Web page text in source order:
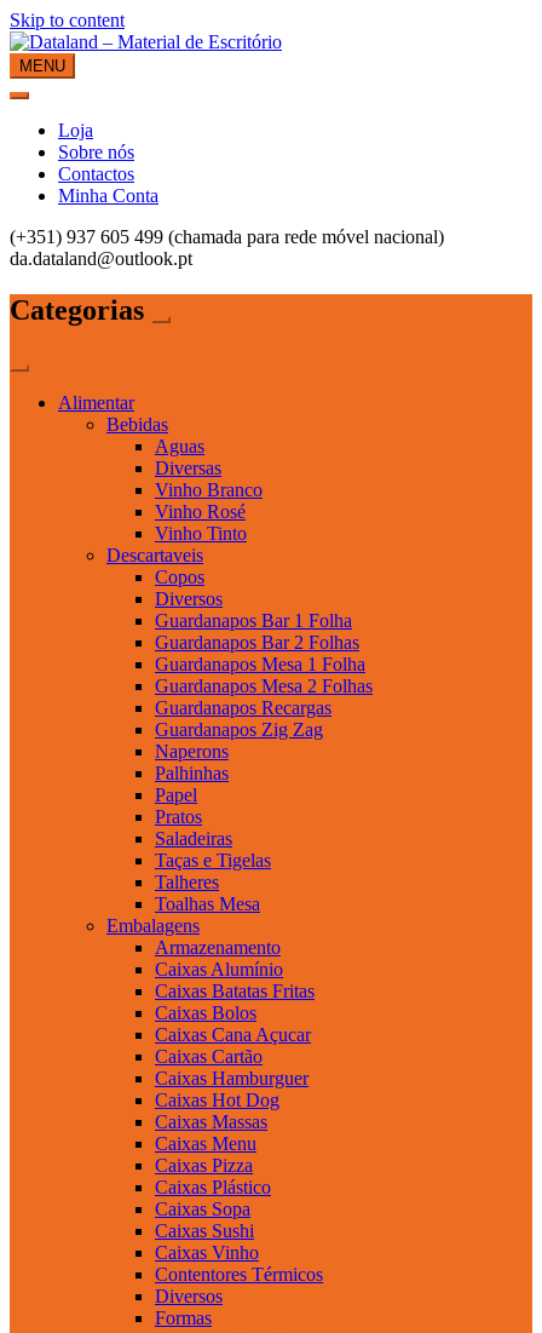
Skip to content
Dataland – Material de Escritório
Material de Escritório
MENU
Loja
Sobre nós
Contactos
Minha Conta
(+351) 937 605 499 (chamada para rede móvel nacional)
da.dataland@outlook.pt
Categorias
Alimentar
Bebidas
Aguas
Diversas
Vinho Branco
Vinho Rosé
Vinho Tinto
Descartaveis
Copos
Diversos
Guardanapos Bar 1 Folha
Guardanapos Bar 2 Folhas
Guardanapos Mesa 1 Folha
Guardanapos Mesa 2 Folhas
Guardanapos Recargas
Guardanapos Zig Zag
Naperons
Palhinhas
Papel
Pratos
Saladeiras
Taças e Tigelas
Talheres
Toalhas Mesa
Embalagens
Armazenamento
Caixas Alumínio
Caixas Batatas Fritas
Caixas Bolos
Caixas Cana Açucar
Caixas Cartão
Caixas Hamburguer
Caixas Hot Dog
Caixas Massas
Caixas Menu
Caixas Pizza
Caixas Plástico
Caixas Sopa
Caixas Sushi
Caixas Vinho
Contentores Térmicos
Diversos
Formas